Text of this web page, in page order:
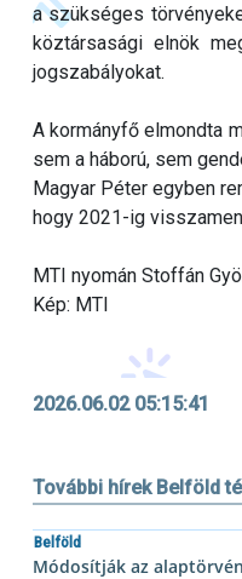
a szükséges
köztársasági elnök
jogszabályokat.
A kormányfő elmondta
sem a háború, sem
Magyar Péter egyben
hogy 2021-ig
MTI nyomán Stoffán
Kép: MTI
2026.06.02 05:15:41
További hírek Belföld
Belföld
Módosítják az